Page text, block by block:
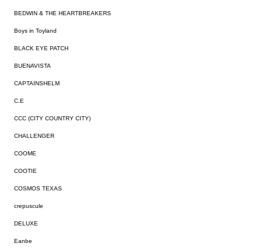
BEDWIN & THE HEARTBREAKERS
Boys in Toyland
BLACK EYE PATCH
BUENAVISTA
CAPTAINSHELM
C.E
CCC (CITY COUNTRY CITY)
CHALLENGER
COOME
COOTIE
COSMOS TEXAS
crepuscule
DELUXE
Eanbe